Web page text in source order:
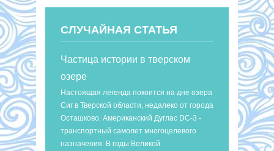
СЛУЧАЙНАЯ СТАТЬЯ
Частица истории в тверском
озере
Настоящая легенда покоится на дне озера
Сиг в Тверской области, недалеко от города
Осташково. Американский Дуглас DC-3 -
транспортный самолет многоцелевого
назначения. В годы Великой